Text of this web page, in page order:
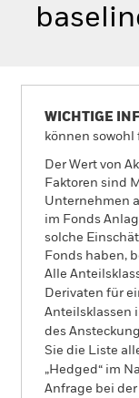
WICHTIGE
können
Der Wert von
Faktoren sind
Unternehmen
im Fonds
solche
Fonds haben,
Alle
Derivaten für
Anteilsklassen
des
Sie die Liste
„Hedged“ im
Anfrage bei